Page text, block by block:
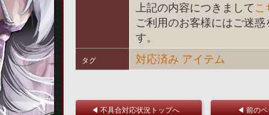
上記の内容につきましてこ
ご利用のお客様にはご迷
す。
タグ 対応済み アイテム
◀ 不具合対応状況トップへ ◀ 前の